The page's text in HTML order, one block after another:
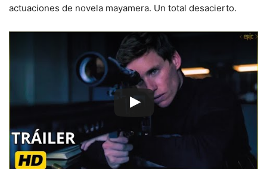
actuaciones de novela mayamera. Un total desacierto.